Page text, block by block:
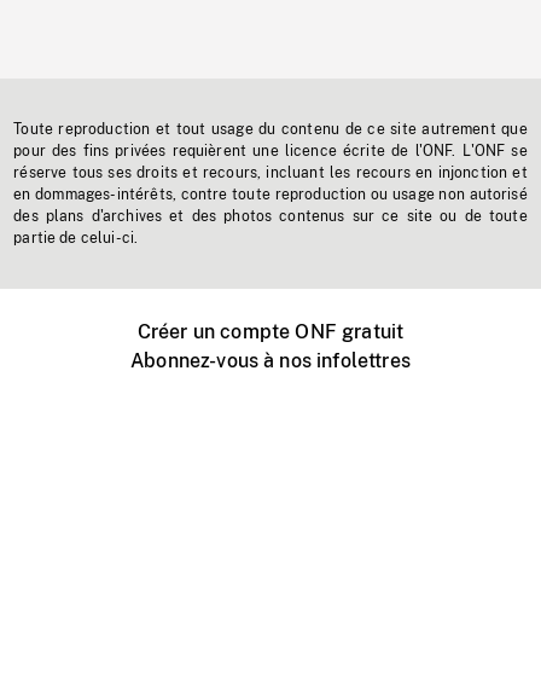
Toute reproduction et tout usage du contenu de ce site autrement que
pour des fins privées requièrent une licence écrite de l'ONF. L'ONF se
réserve tous ses droits et recours, incluant les recours en injonction et
en dommages-intérêts, contre toute reproduction ou usage non autorisé
des plans d'archives et des photos contenus sur ce site ou de toute
partie de celui-ci.
Créer un compte ONF gratuit
Abonnez-vous à nos infolettres